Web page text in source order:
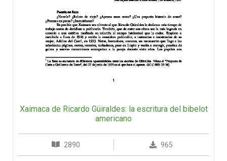
Xaimaca de Ricardo Güiraldes: la escritura del bibelot
americano
2890 965